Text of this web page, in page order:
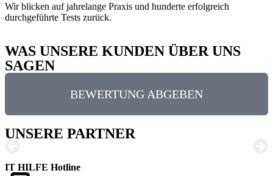
Wir blicken auf jahrelange Praxis und hunderte erfolgreich
durchgeführte Tests zurück.
WAS UNSERE KUNDEN ÜBER UNS
SAGEN
BEWERTUNG ABGEBEN
UNSERE PARTNER
IT HILFE Hotline